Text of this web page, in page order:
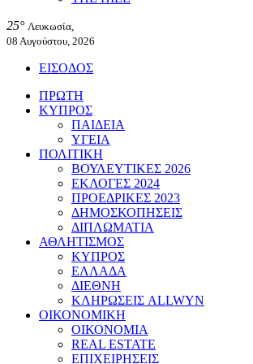
25° Λευκωσία,
08 Αυγούστου, 2026
ΕΙΣΟΔΟΣ
ΠΡΩΤΗ
ΚΥΠΡΟΣ
ΠΑΙΔΕΙΑ
ΥΓΕΙΑ
ΠΟΛΙΤΙΚΗ
ΒΟΥΛΕΥΤΙΚΕΣ 2026
ΕΚΛΟΓΕΣ 2024
ΠΡΟΕΔΡΙΚΕΣ 2023
ΔΗΜΟΣΚΟΠΗΣΕΙΣ
ΔΙΠΛΩΜΑΤΙΑ
ΑΘΛΗΤΙΣΜΟΣ
ΚΥΠΡΟΣ
ΕΛΛΑΔΑ
ΔΙΕΘΝΗ
ΚΛΗΡΩΣΕΙΣ ALLWYN
ΟΙΚΟΝΟΜΙΚΗ
ΟΙΚΟΝΟΜΙΑ
REAL ESTATE
ΕΠΙΧΕΙΡΗΣΕΙΣ